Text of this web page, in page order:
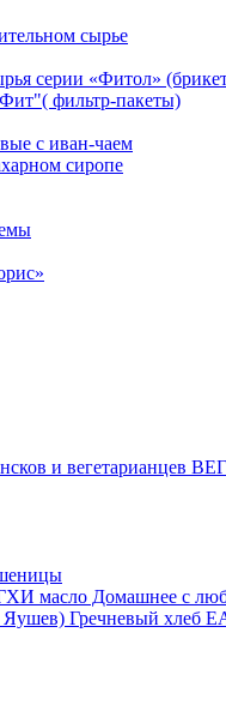
сырье
серии «Фитол»
фильтр-пакеты)
с иван-чаем
сиропе
масло Домашнее с
Гречневый хлеб